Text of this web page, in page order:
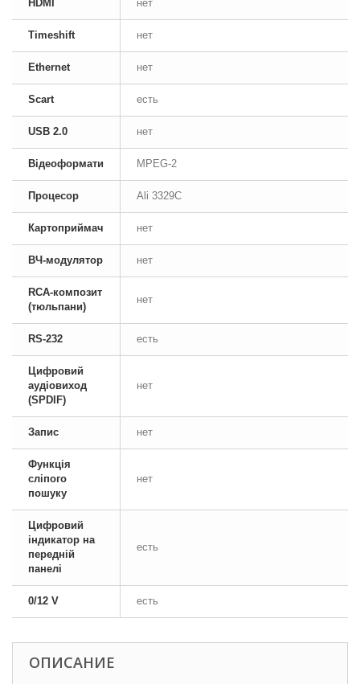
HDMI нет
Timeshift нет
Ethernet нет
Scart есть
USB 2.0 нет
Відеоформати MPEG-2
Процесор Ali 3329C
Картоприймач нет
ВЧ-модулятор нет
RCA-композит
(тюльпани)
нет
RS-232 есть
Цифровий
аудіовиход
(SPDIF)
нет
Запис нет
Функція
сліпого
пошуку
нет
Цифровий
індикатор на
передній
панелі
есть
0/12 V есть
ОПИСАНИЕ